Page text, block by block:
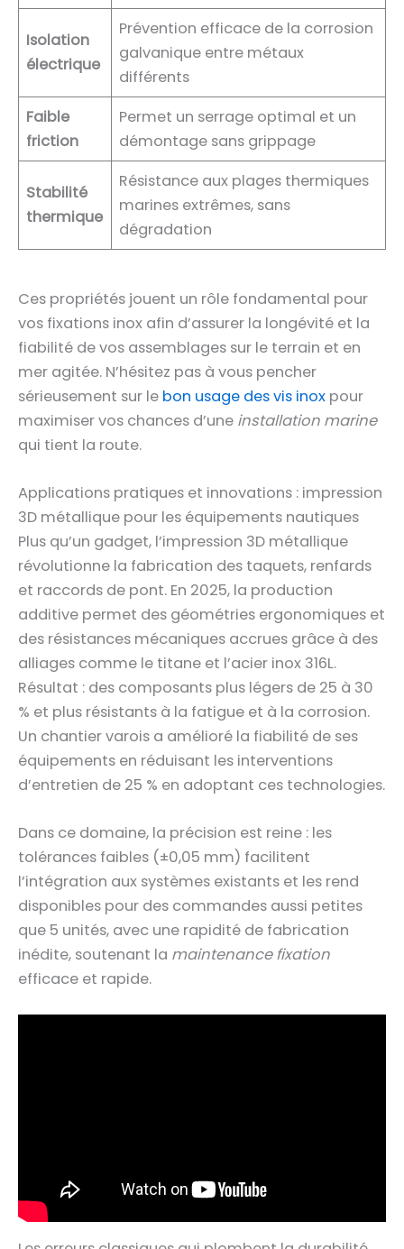
Isolation
électrique
Prévention efficace de la corrosion
galvanique entre métaux
différents
Faible
friction
Permet un serrage optimal et un
démontage sans grippage
Stabilité
thermique
Résistance aux plages thermiques
marines extrêmes, sans
dégradation
Ces propriétés jouent un rôle fondamental pour
vos fixations inox afin d’assurer la longévité et la
fiabilité de vos assemblages sur le terrain et en
mer agitée. N’hésitez pas à vous pencher
sérieusement sur le bon usage des vis inox pour
maximiser vos chances d’une installation marine
qui tient la route.
Applications pratiques et innovations : impression
3D métallique pour les équipements nautiques
Plus qu’un gadget, l’impression 3D métallique
révolutionne la fabrication des taquets, renfards
et raccords de pont. En 2025, la production
additive permet des géométries ergonomiques et
des résistances mécaniques accrues grâce à des
alliages comme le titane et l’acier inox 316L.
Résultat : des composants plus légers de 25 à 30
% et plus résistants à la fatigue et à la corrosion.
Un chantier varois a amélioré la fiabilité de ses
équipements en réduisant les interventions
d’entretien de 25 % en adoptant ces technologies.
Dans ce domaine, la précision est reine : les
tolérances faibles (±0,05 mm) facilitent
l’intégration aux systèmes existants et les rend
disponibles pour des commandes aussi petites
que 5 unités, avec une rapidité de fabrication
inédite, soutenant la maintenance fixation
efficace et rapide.